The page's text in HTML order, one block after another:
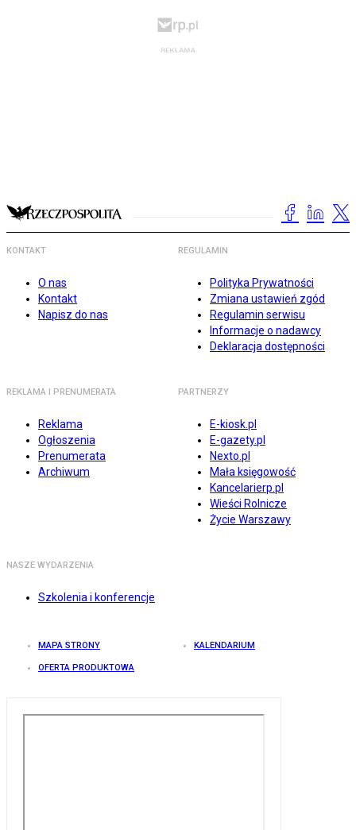
KONTAKT
O nas
Kontakt
Napisz do nas
REGULAMIN
Polityka Prywatności
Zmiana ustawień zgód
Regulamin serwisu
Informacje o nadawcy
Deklaracja dostępności
REKLAMA I PRENUMERATA
Reklama
Ogłoszenia
Prenumerata
Archiwum
PARTNERZY
E-kiosk.pl
E-gazety.pl
Nexto.pl
Mała księgowość
Kancelarierp.pl
Wieści Rolnicze
Życie Warszawy
NASZE WYDARZENIA
Szkolenia i konferencje
MAPA STRONY KALENDARIUM
OFERTA PRODUKTOWA